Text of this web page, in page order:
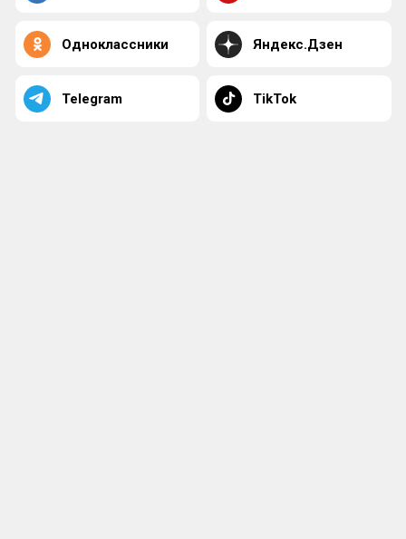
Одноклассники Яндекс.Дзен
Telegram TikTok